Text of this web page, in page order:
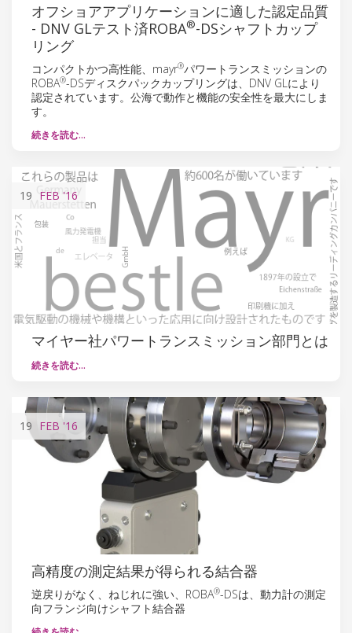
オフショアアプリケーションに適した認定品質
- DNV GLテスト済ROBA®-DSシャフトカップ
リング
コンパクトかつ高性能、mayr®パワートランスミッションの
ROBA®-DSディスクパックカップリングは、DNV GLにより
認定されています。公海で動作と機能の安全性を最大にしま
す。
続きを読む…
19 FEB '16
マイヤー社パワートランスミッション部門とは
続きを読む…
19 FEB '16
高精度の測定結果が得られる結合器
逆戻りがなく、ねじれに強い、ROBA®-DSは、動力計の測定
向フランジ向けシャフト結合器